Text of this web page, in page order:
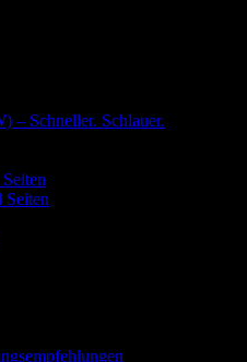
– Schneller. Schlauer.